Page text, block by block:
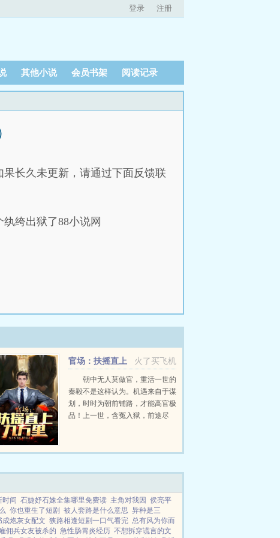
登录 注册
其他小说 会员书架 阅读记录
长久未更新，请通过下面反馈联
绔出狱了88小说网
火了买飞机
官场：扶摇直上
九万里朝中无人莫做官，重活一世的
秦毅不是这样认为。机遇来自于谋
划，时时为朝前铺路，才能高官极
品！上一世，含冤入狱，前途尽
遇，加官进爵，弥补遗憾，扶摇直
间 石婕妤石姝全集哪里免费读 主角对我因 侯亮平
你也重生了短剧 被人套路是什么意思 异种是三
成炮灰女配文 狭路相逢短剧一口气看完 总有风为你而
雇佣兵女友被杀的 急性肠胃炎经历 不想拆穿谎言的文